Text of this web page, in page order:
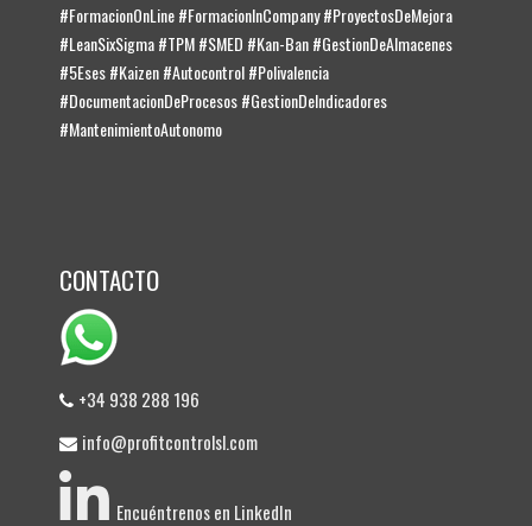
#FormacionOnLine #FormacionInCompany #ProyectosDeMejora
#LeanSixSigma #TPM #SMED #Kan-Ban #GestionDeAlmacenes
#5Eses #Kaizen #Autocontrol #Polivalencia
#DocumentacionDeProcesos #GestionDeIndicadores
#MantenimientoAutonomo
CONTACTO
+34 938 288 196
info@profitcontrolsl.com
Encuéntrenos en LinkedIn